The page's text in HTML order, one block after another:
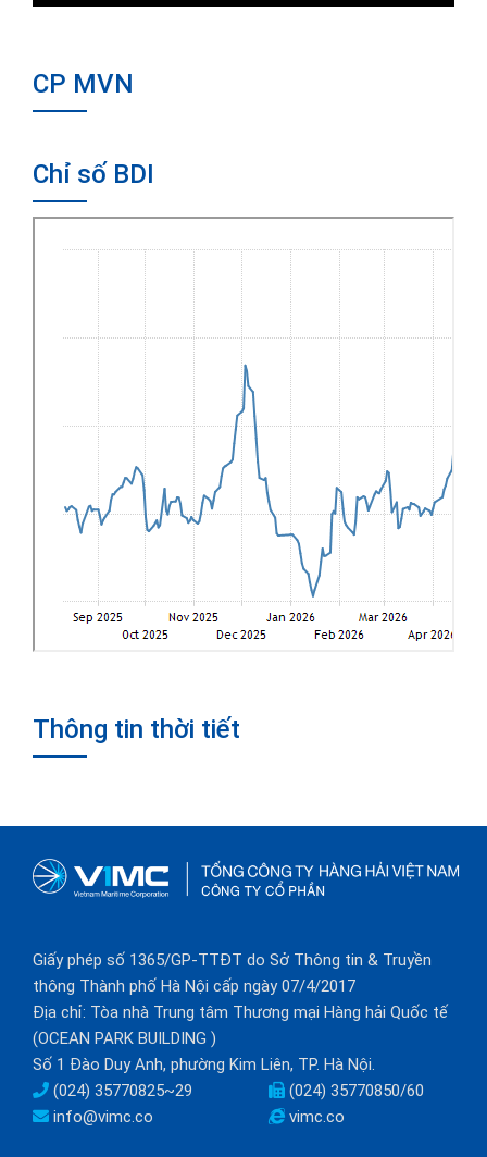
CP MVN
Chỉ số BDI
Thông tin thời tiết
Giấy phép số 1365/GP-TTĐT do Sở Thông tin & Truyền
thông Thành phố Hà Nội cấp ngày 07/4/2017
Địa chỉ: Tòa nhà Trung tâm Thương mại Hàng hải Quốc tế
(OCEAN PARK BUILDING )
Số 1 Đào Duy Anh, phường Kim Liên, TP. Hà Nội.
(024) 35770825~29
(024) 35770850/60
info@vimc.co
vimc.co